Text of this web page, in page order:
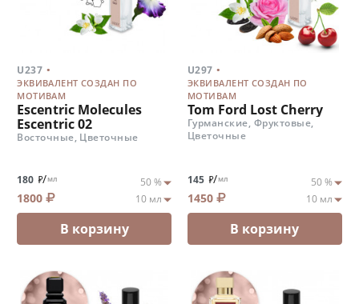
U237 .
ЭКВИВАЛЕНТ СОЗДАН ПО
МОТИВАМ
Escentric Molecules
Escentric 02
Восточные, Цветочные
180 /мл
1800
В корзину
U297 .
ЭКВИВАЛЕНТ СОЗДАН ПО
МОТИВАМ
Tom Ford Lost Cherry
Гурманские, Фруктовые,
Цветочные
145 /мл
1450
В корзину